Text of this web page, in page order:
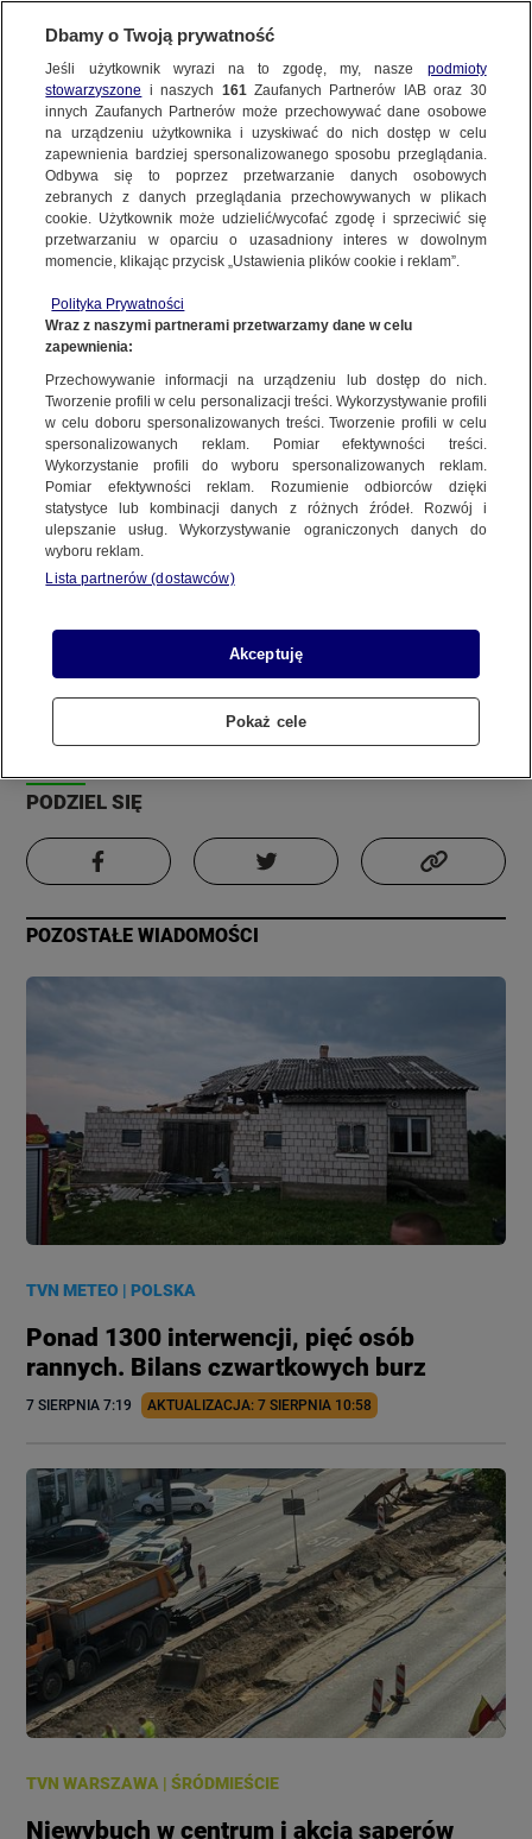
KONTAKT24
Wyślij Materiał
WYŚLIJ MATERIAŁ
NAJNOWSZE
GORĄCE TEMATY
WIĘCEJ
KANAŁY
REGULAMIN SERWISU
POLITYKA PRYWATNOŚCI
Copyright (C) 1997-2025 Korzystanie z materiałów redakcyjnych TVN S.A. / TVN Media Sp. z
pokrewnych TVN S.A. / TVN Media Sp. z o.o. wyraźnie zastrzega, że dalsze
internetowych TVN S.A. / TVN Media Sp. z o.o. jest zabronione.
Dzień dobry!
Jedno konto do wszystkich usług
MATERIAŁ UŻYTKOWNIKA
Wypadek Koło Sławna "zdjęcia"
18 GRUDNIA 2023 1:58
Ważny temat?
Podziel się!
Wyślij materiał
Zdjęcie Film
Materiał internauty
Aktualizacja: 18 grudnia 2023, 1:58
PODZIEL SIĘ
POZOSTAŁE WIADOMOŚCI
TVN METEO |POLSKA
Ponad 1300 interwencji, pięć osób
rannych. Bilans czwartkowych burz
7 SIERPNIA 7:19 AKTUALIZACJA: 7 SIERPNIA 10:58
TVN WARSZAWA |ŚRÓDMIEŚCIE
Niewybuch w centrum i akcja saperów
Dbamy o Twoją prywatność
Jeśli użytkownik wyrazi na to zgodę, my, nasze podmioty
stowarzyszone i naszych 161Zaufanych Partnerów IAB oraz 30
innych Zaufanych Partnerów może przechowywać dane osobowe
na urządzeniu użytkownika i uzyskiwać do nich dostęp w celu
zapewnienia bardziej spersonalizowanego sposobu przeglądania.
Odbywa się to poprzez przetwarzanie danych osobowych
zebranych z danych przeglądania przechowywanych w plikach
cookie. Użytkownik może udzielić/wycofać zgodę i sprzeciwić się
przetwarzaniu w oparciu o uzasadniony interes w dowolnym
momencie, klikając przycisk „Ustawienia plików cookie i reklam”.
Polityka Prywatności
Wraz z naszymi partnerami przetwarzamy dane w celu
zapewnienia:
Przechowywanie informacji na urządzeniu lub dostęp do nich.
Tworzenie profili w celu personalizacji treści. Wykorzystywanie profili
w celu doboru spersonalizowanych treści. Tworzenie profili w celu
spersonalizowanych reklam. Pomiar efektywności treści.
Wykorzystanie profili do wyboru spersonalizowanych reklam.
Pomiar efektywności reklam. Rozumienie odbiorców dzięki
statystyce lub kombinacji danych z różnych źródeł. Rozwój i
ulepszanie usług. Wykorzystywanie ograniczonych danych do
wyboru reklam.
Lista partnerów (dostawców)
Akceptuję
Pokaż cele